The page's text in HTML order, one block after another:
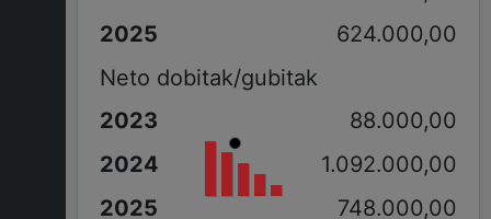
624.000,00
Neto dobitak/gubitak
88.000,00
1.092.000,00
748.000,00